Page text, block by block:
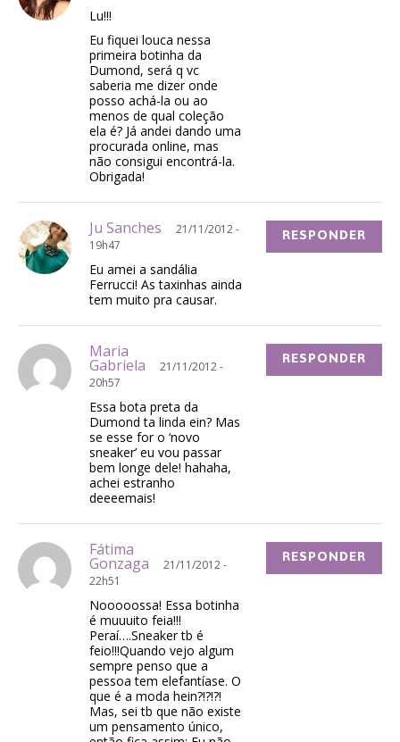
Lu!!!
Eu fiquei louca nessa
primeira botinha da
Dumond, será q vc
saberia me dizer onde
posso achá-la ou ao
menos de qual coleção
ela é? Já andei dando uma
procurada online, mas
não consigui encontrá-la.
Obrigada!
Ju Sanches
21/11/2012 -
19h47
Eu amei a sandália
Ferrucci! As taxinhas ainda
tem muito pra causar.
RESPONDER
Maria
Gabriela
21/11/2012 -
20h57
Essa bota preta da
Dumond ta linda ein? Mas
se esse for o ‘novo
sneaker’ eu vou passar
bem longe dele! hahaha,
achei estranho
deeeemais!
RESPONDER
Fátima
Gonzaga
21/11/2012 -
22h51
Nooooossa! Essa botinha
é muuuito feia!!!
Peraí….Sneaker tb é
feio!!!Quando vejo algum
sempre penso que a
pessoa tem elefantíase. O
que é a moda hein?!?!?!
Mas, sei tb que não existe
um pensamento único,
RESPONDER